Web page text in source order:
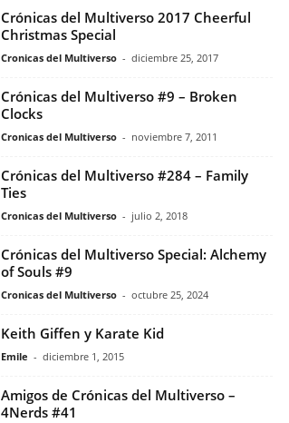
Crónicas del Multiverso 2017 Cheerful
Christmas Special
Cronicas del Multiverso - diciembre 25, 2017
Crónicas del Multiverso #9 – Broken
Clocks
Cronicas del Multiverso - noviembre 7, 2011
Crónicas del Multiverso #284 – Family
Ties
Cronicas del Multiverso - julio 2, 2018
Crónicas del Multiverso Special: Alchemy
of Souls #9
Cronicas del Multiverso - octubre 25, 2024
Keith Giffen y Karate Kid
Emile - diciembre 1, 2015
Amigos de Crónicas del Multiverso –
4Nerds #41